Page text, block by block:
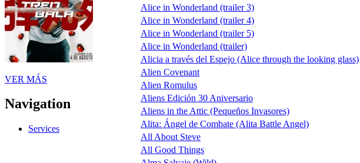
VER MÁS
Navigation
Services
Alice in Wonderland (trailer 3)
Alice in Wonderland (trailer 4)
Alice in Wonderland (trailer 5)
Alice in Wonderland (trailer)
Alicia a través del Espejo (Alice through the looking glass)
Alien Covenant
Alien Romulus
Aliens Edición 30 Aniversario
Aliens in the Attic (Pequeños Invasores)
Alita: Ángel de Combate (Alita Battle Angel)
All About Steve
All Good Things